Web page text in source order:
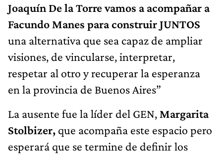
Joaquín De la Torre vamos a acompañar a
Facundo Manes para construir JUNTOS
una alternativa que sea capaz de ampliar
visiones, de vincularse, interpretar,
respetar al otro y recuperar la esperanza
en la provincia de Buenos Aires”
La ausente fue la líder del GEN, Margarita
Stolbizer, que acompaña este espacio pero
esperará que se termine de definir los